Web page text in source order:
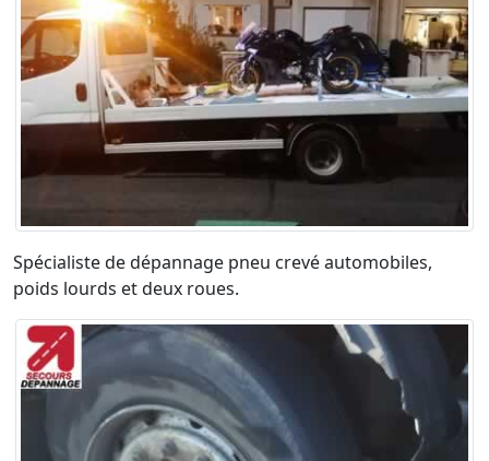
Spécialiste de dépannage pneu crevé automobiles,
poids lourds et deux roues.